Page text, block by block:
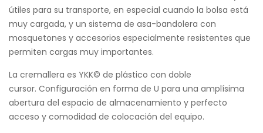
útiles para su transporte, en especial cuando la bolsa está
muy cargada, y un sistema de asa-bandolera con
mosquetones y accesorios especialmente resistentes que
permiten cargas muy importantes.
La cremallera es YKK© de plástico con doble
cursor. Configuración en forma de U para una amplísima
abertura del espacio de almacenamiento y perfecto
acceso y comodidad de colocación del equipo.